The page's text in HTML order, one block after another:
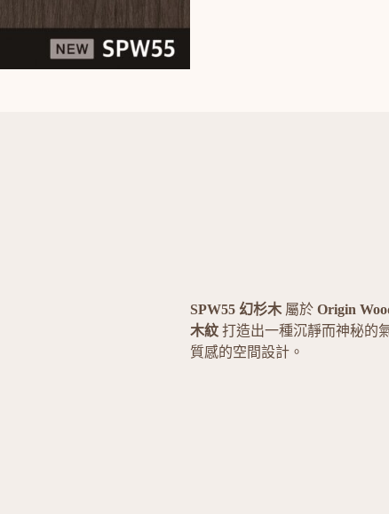
SPW55 幻杉木屬於 Origin
木紋 打造出一種沉靜而神秘的
質感的空間設計。